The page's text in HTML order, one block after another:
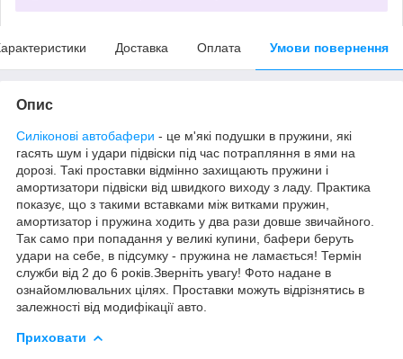
Доставка Оплата Умови повернення
Опис
Силіконові автобафери - це м'які подушки в пружини, які
гасять шум і удари підвіски під час потрапляння в ями на
дорозі. Такі проставки відмінно захищають пружини і
амортизатори підвіски від швидкого виходу з ладу. Практика
показує, що з такими вставками між витками пружин,
амортизатор і пружина ходить у два рази довше звичайного.
Так само при попадання у великі купини, бафери беруть
удари на себе, в підсумку - пружина не ламається! Термін
служби від 2 до 6 років.Зверніть увагу! Фото надане в
ознайомлювальних цілях. Проставки можуть відрізнятись в
залежності від модифікації авто.
Приховати